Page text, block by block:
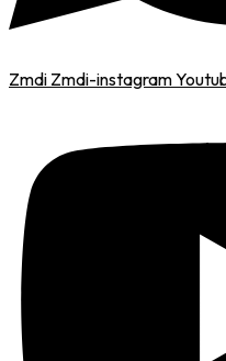
Zmdi Zmdi-instagram